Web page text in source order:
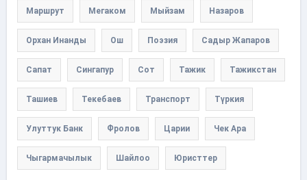
Маршрут Мегаком Мыйзам Назаров
Орхан Инанды Ош Поэзия Садыр Жапаров
Сапат Сингапур Сот Тажик Тажикстан
Ташиев Текебаев Транспорт Түркия
Улуттук Банк Фролов Царии Чек Ара
Чыгармачылык Шайлоо Юристтер